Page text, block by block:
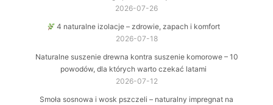
2026-07-26
4 naturalne izolacje – zdrowie, zapach i komfort
2026-07-18
Naturalne suszenie drewna kontra suszenie komorowe – 10
powodów, dla których warto czekać latami
2026-07-12
Smoła sosnowa i wosk pszczeli – naturalny impregnat na